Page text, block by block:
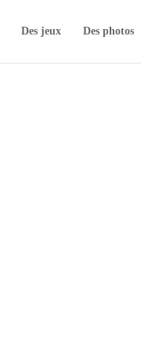
Des jeux Des photos